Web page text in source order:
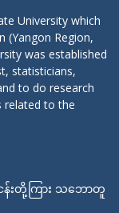
University which
(Yangon Region,
was established
statisticians,
to do research
related to the
န်းတို့ကြား သဘောတူ